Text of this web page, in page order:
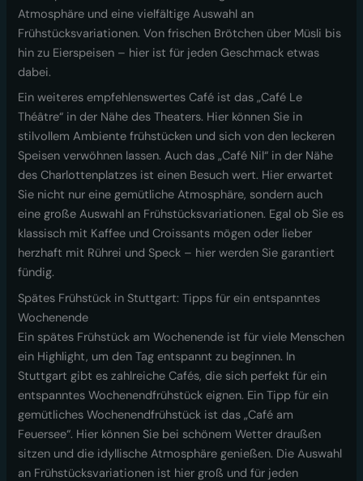
Atmosphäre und eine vielfältige Auswahl an
Frühstücksvariationen. Von frischen Brötchen über Müsli bis
hin zu Eierspeisen – hier ist für jeden Geschmack etwas
dabei.
Ein weiteres empfehlenswertes Café ist das „Café Le
Théâtre“ in der Nähe des Theaters. Hier können Sie in
stilvollem Ambiente frühstücken und sich von den leckeren
Speisen verwöhnen lassen. Auch das „Café Nil“ in der Nähe
des Charlottenplatzes ist einen Besuch wert. Hier erwartet
Sie nicht nur eine gemütliche Atmosphäre, sondern auch
eine große Auswahl an Frühstücksvariationen. Egal ob Sie es
klassisch mit Kaffee und Croissants mögen oder lieber
herzhaft mit Rührei und Speck – hier werden Sie garantiert
fündig.
Spätes Frühstück in Stuttgart: Tipps für ein entspanntes
Wochenende
Ein spätes Frühstück am Wochenende ist für viele Menschen
ein Highlight, um den Tag entspannt zu beginnen. In
Stuttgart gibt es zahlreiche Cafés, die sich perfekt für ein
entspanntes Wochenendfrühstück eignen. Ein Tipp für ein
gemütliches Wochenendfrühstück ist das „Café am
Feuersee“. Hier können Sie bei schönem Wetter draußen
sitzen und die idyllische Atmosphäre genießen. Die Auswahl
an Frühstücksvariationen ist hier groß und für jeden